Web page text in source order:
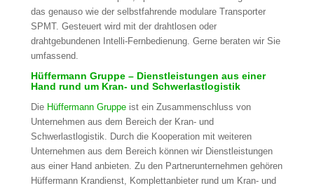
das genauso wie der selbstfahrende modulare Transporter
SPMT. Gesteuert wird mit der drahtlosen oder
drahtgebundenen Intelli-Fernbedienung. Gerne beraten wir Sie
umfassend.
Hüffermann Gruppe – Dienstleistungen aus einer
Hand rund um Kran- und Schwerlastlogistik
Die Hüffermann Gruppeist ein Zusammenschluss von
Unternehmen aus dem Bereich der Kran- und
Schwerlastlogistik. Durch die Kooperation mit weiteren
Unternehmen aus dem Bereich können wir Dienstleistungen
aus einer Hand anbieten. Zu den Partnerunternehmen gehören
Hüffermann Krandienst, Komplettanbieter rund um Kran- und